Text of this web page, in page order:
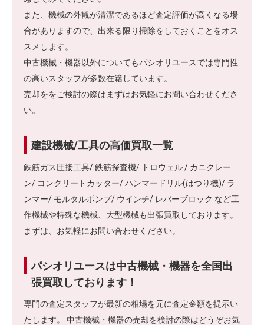
また、機械の外観が清潔であるほど査定評価が高くなる場
合がありますので、出来る限り掃除をしておくことをオス
スメします。
中古機械・機器以外についてもパシオリユースでは専門性
の高いスタッフが多数在籍しています。
売却ををご検討の際はまずはお気軽にお問い合わせくださ
い。
建設機械/工具の高価買取一覧
鉄筋ガス圧接工具/ 鉄筋探査機/ トロウェル / カニクレー
ン/ コンクリートカッター/ ハンマードリル(はつり機)/ ラ
ンマー/ モルタルポンプ/ ウインチ/ レバーブロック など工
作機械や特殊な機械、大型機械も出張買取しております。
まずは、お気軽にお問い合わせください。
パシオリユースは中古機械・機器を全国出
張買取しております！
専門の査定スタッフが最新の相場を元に査定金額を提示い
たします。 中古機械・機器の売却を検討の際はどうぞお気